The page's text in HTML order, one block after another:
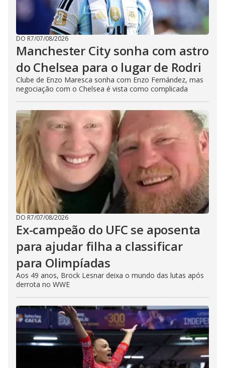
DO R7/07/08/2026
Manchester City sonha com astro
do Chelsea para o lugar de Rodri
Clube de Enzo Maresca sonha com Enzo Fernández, mas
negociação com o Chelsea é vista como complicada
DO R7/07/08/2026
Ex-campeão do UFC se aposenta
para ajudar filha a classificar
para Olimpíadas
Aos 49 anos, Brock Lesnar deixa o mundo das lutas após
derrota no WWE